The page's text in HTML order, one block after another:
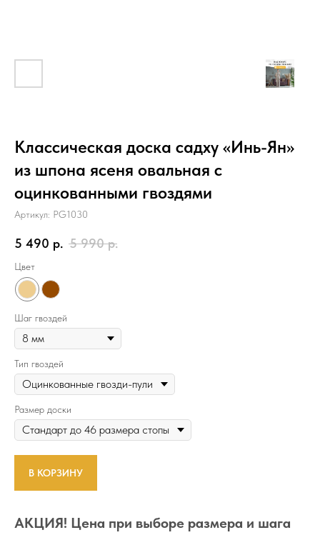
Классическая доска садху «Инь-Ян»
из шпона ясеня овальная с
оцинкованными гвоздями
Артикул: PG1030
5 490 р. 5 990 р.
Цвет
Шаг гвоздей
Тип гвоздей
Размер доски
В КОРЗИНУ
АКЦИЯ! Цена при выборе размера и шага